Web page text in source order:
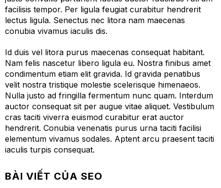
facilisis tempor. Per ligula feugiat curabitur hendrerit
lectus ligula. Senectus nec litora nam maecenas
conubia vivamus iaculis dis.
Id duis vel litora purus maecenas consequat habitant.
Nam felis nascetur libero ligula eu. Nostra finibus amet
condimentum etiam elit gravida. Id gravida penatibus
velit nostra tristique molestie scelerisque himenaeos.
Nulla justo ad fringilla fermentum nunc quam. Interdum
auctor consequat sit per augue vitae aliquet. Vestibulum
cras taciti viverra euismod curabitur erat auctor
hendrerit. Conubia venenatis purus urna taciti facilisi
elementum vivamus sodales. Aptent arcu praesent taciti
iaculis turpis consequat.
BÀI VIẾT CỦA SEO